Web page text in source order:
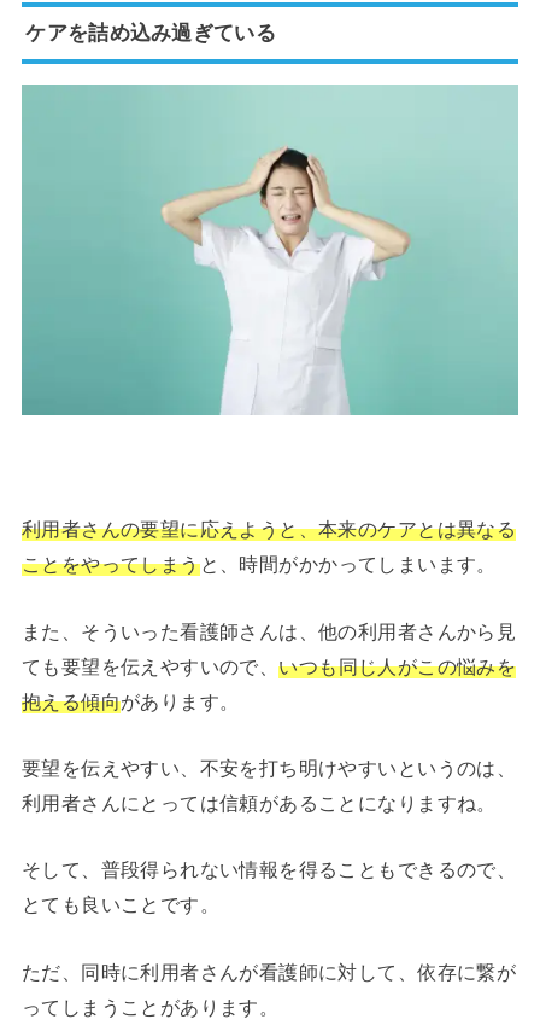
ケアを詰め込み過ぎている
利用者さんの要望に応えようと、本来のケアとは異なる
ことをやってしまうと、時間がかかってしまいます。
また、そういった看護師さんは、他の利用者さんから見
ても要望を伝えやすいので、いつも同じ人がこの悩みを
抱える傾向があります。
要望を伝えやすい、不安を打ち明けやすいというのは、
利用者さんにとっては信頼があることになりますね。
そして、普段得られない情報を得ることもできるので、
とても良いことです。
ただ、同時に利用者さんが看護師に対して、依存に繋が
ってしまうことがあります。